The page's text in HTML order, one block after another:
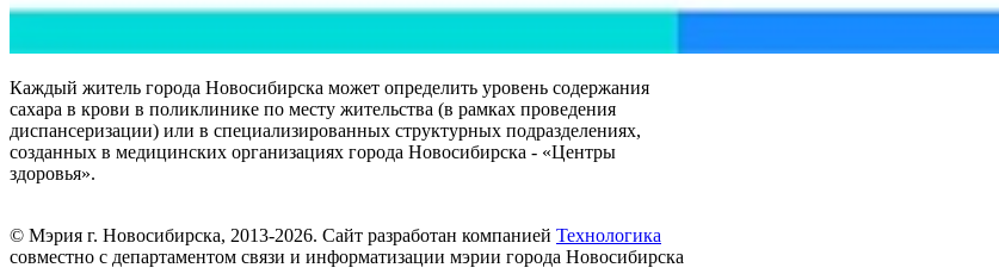
Каждый житель города Новосибирска может определить уровень содержания
сахара в крови в поликлинике по месту жительства (в рамках проведения
диспансеризации) или в специализированных структурных подразделениях,
созданных в медицинских организациях города Новосибирска - «Центры
здоровья».
© Мэрия г. Новосибирска, 2013-2026. Сайт разработан компанией Технологика
совместно с департаментом связи и информатизации мэрии города Новосибирска